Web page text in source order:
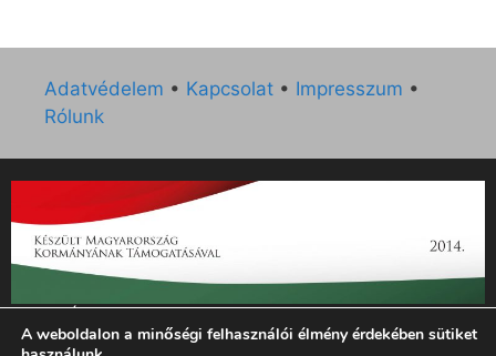
Adatvédelem • Kapcsolat • Impresszum •
Rólunk
„Az Új Ember katolikus hetilap 2014. évi működésének
támogatását az EGYH-KCP-14-P-0121 sz. támogatási
A weboldalon a minőségi felhasználói élmény érdekében sütiket